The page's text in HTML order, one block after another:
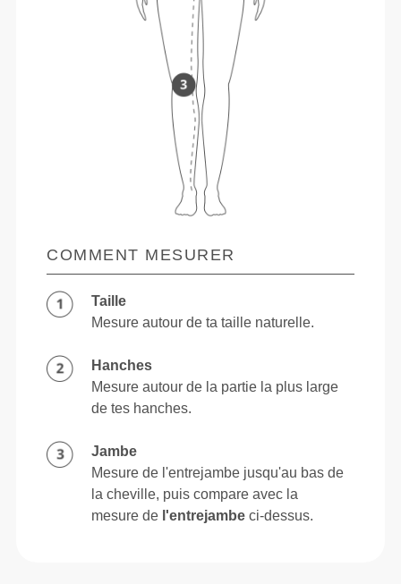
COMMENT MESURER
Taille
Mesure autour de ta taille naturelle.
Hanches
Mesure autour de la partie la plus large
de tes hanches.
Jambe
Mesure de l'entrejambe jusqu'au bas de
la cheville, puis compare avec la
mesure de l'entrejambe ci-dessus.